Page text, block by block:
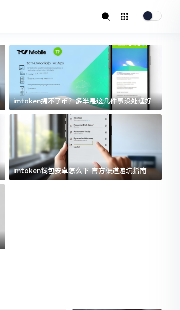
imtoken提不了币？多半是这几件事没处理好
imtoken钱包安卓怎么下 官方渠道避坑指南